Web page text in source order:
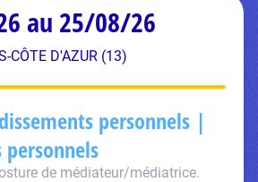
au 25/08/26
CÔTE D'AZUR (13)
personnels |
personnels
de médiateur/médiatrice.